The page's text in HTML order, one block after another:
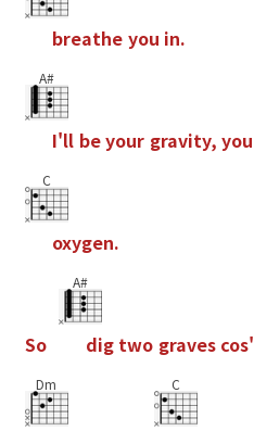
breathe you in.
A#
I'll beyour gravity, you
C
oxygen.
So
A#
dig two graves cos'
Dm C